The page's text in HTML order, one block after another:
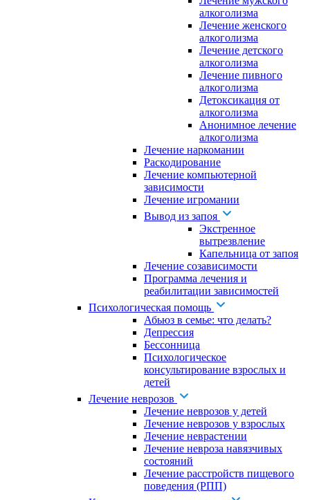
алкоголизма
Лечение женского
алкоголизма
Лечение детского
алкоголизма
Лечение пивного
алкоголизма
Детоксикация от
алкоголизма
Анонимное лечение
алкоголизма
Лечение наркомании
Раскодирование
Лечение компьютерной
зависимости
Лечение игромании
Вывод из запоя
Экстренное
вытрезвление
Капельница от запоя
Лечение созависимости
Программа лечения и
реабилитации зависимостей
Психологическая помощь
Абьюз в семье: что делать?
Депрессия
Бессонница
Психологическое
консультирование взрослых и
детей
Лечение неврозов
Лечение неврозов у детей
Лечение неврозов у взрослых
Лечение неврастении
Лечение невроза навязчивых
состояний
Лечение расстройств пищевого
поведения (РПП)